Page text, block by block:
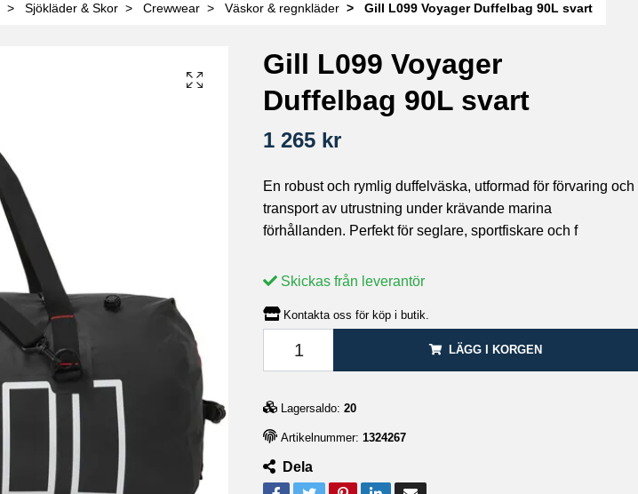
Sjökläder & Skor Crewwear Väskor & regnkläder Gill L099 Voyager Duffelbag 90L svart
Gill L099 Voyager
Duffelbag 90L svart
1 265 kr
En robust och rymlig duffelväska, utformad för förvaring och
transport av utrustning under krävande marina
förhållanden. Perfekt för seglare, sportfiskare och f
Skickas från leverantör
Kontakta oss för köp i butik.
LÄGG I KORGEN
Lagersaldo: 20
Artikelnummer: 1324267
Dela